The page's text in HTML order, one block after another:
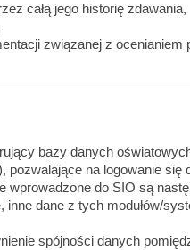
całą jego historię zdawania,
związanej z ocenianiem
bazy danych
na logowanie się
do SIO są
dane z tych modułów/
spójności danych